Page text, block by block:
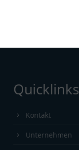
Quicklinks
Kontakt
Unternehmen